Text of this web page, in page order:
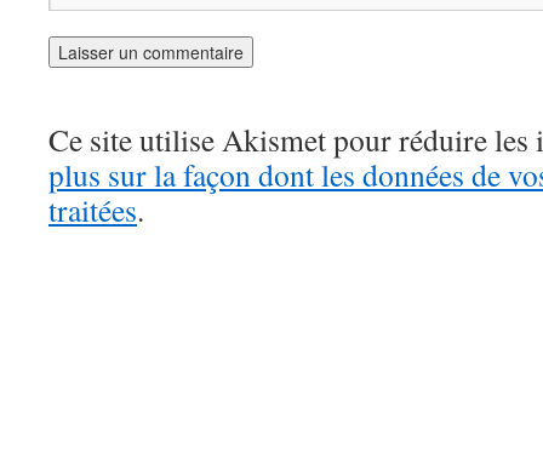
Ce site utilise Akismet pour réduire les
plus sur la façon dont les données de
traitées.